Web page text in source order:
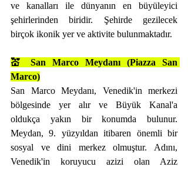
ve kanalları ile dünyanın en büyüleyici
şehirlerinden biridir. Şehirde gezilecek
birçok ikonik yer ve aktivite bulunmaktadır.
💒 San Marco Meydanı (Piazza San
Marco)
San Marco Meydanı, Venedik'in merkezi
bölgesinde yer alır ve Büyük Kanal'a
oldukça yakın bir konumda bulunur.
Meydan, 9. yüzyıldan itibaren önemli bir
sosyal ve dini merkez olmuştur. Adını,
Venedik'in koruyucu azizi olan Aziz